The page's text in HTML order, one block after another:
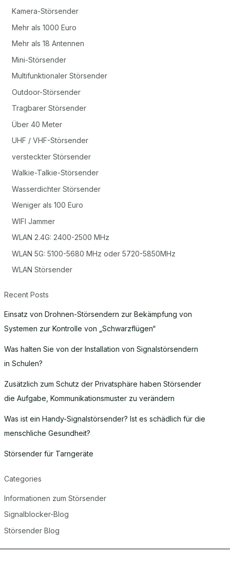
Kamera-Störsender
Mehr als 1000 Euro
Mehr als 18 Antennen
Mini-Störsender
Multifunktionaler Störsender
Outdoor-Störsender
Tragbarer Störsender
Über 40 Meter
UHF / VHF-Störsender
versteckter Störsender
Walkie-Talkie-Störsender
Wasserdichter Störsender
Weniger als 100 Euro
WIFI Jammer
WLAN 2.4G: 2400-2500 MHz
WLAN 5G: 5100-5680 MHz oder 5720-5850MHz
WLAN Störsender
Recent Posts
Einsatz von Drohnen-Störsendern zur Bekämpfung von
Systemen zur Kontrolle von „Schwarzflügen“
Was halten Sie von der Installation von Signalstörsendern
in Schulen?
Zusätzlich zum Schutz der Privatsphäre haben Störsender
die Aufgabe, Kommunikationsmuster zu verändern
Was ist ein Handy-Signalstörsender? Ist es schädlich für die
menschliche Gesundheit?
Störsender für Tarngeräte
Categories
Informationen zum Störsender
Signalblocker-Blog
Störsender Blog